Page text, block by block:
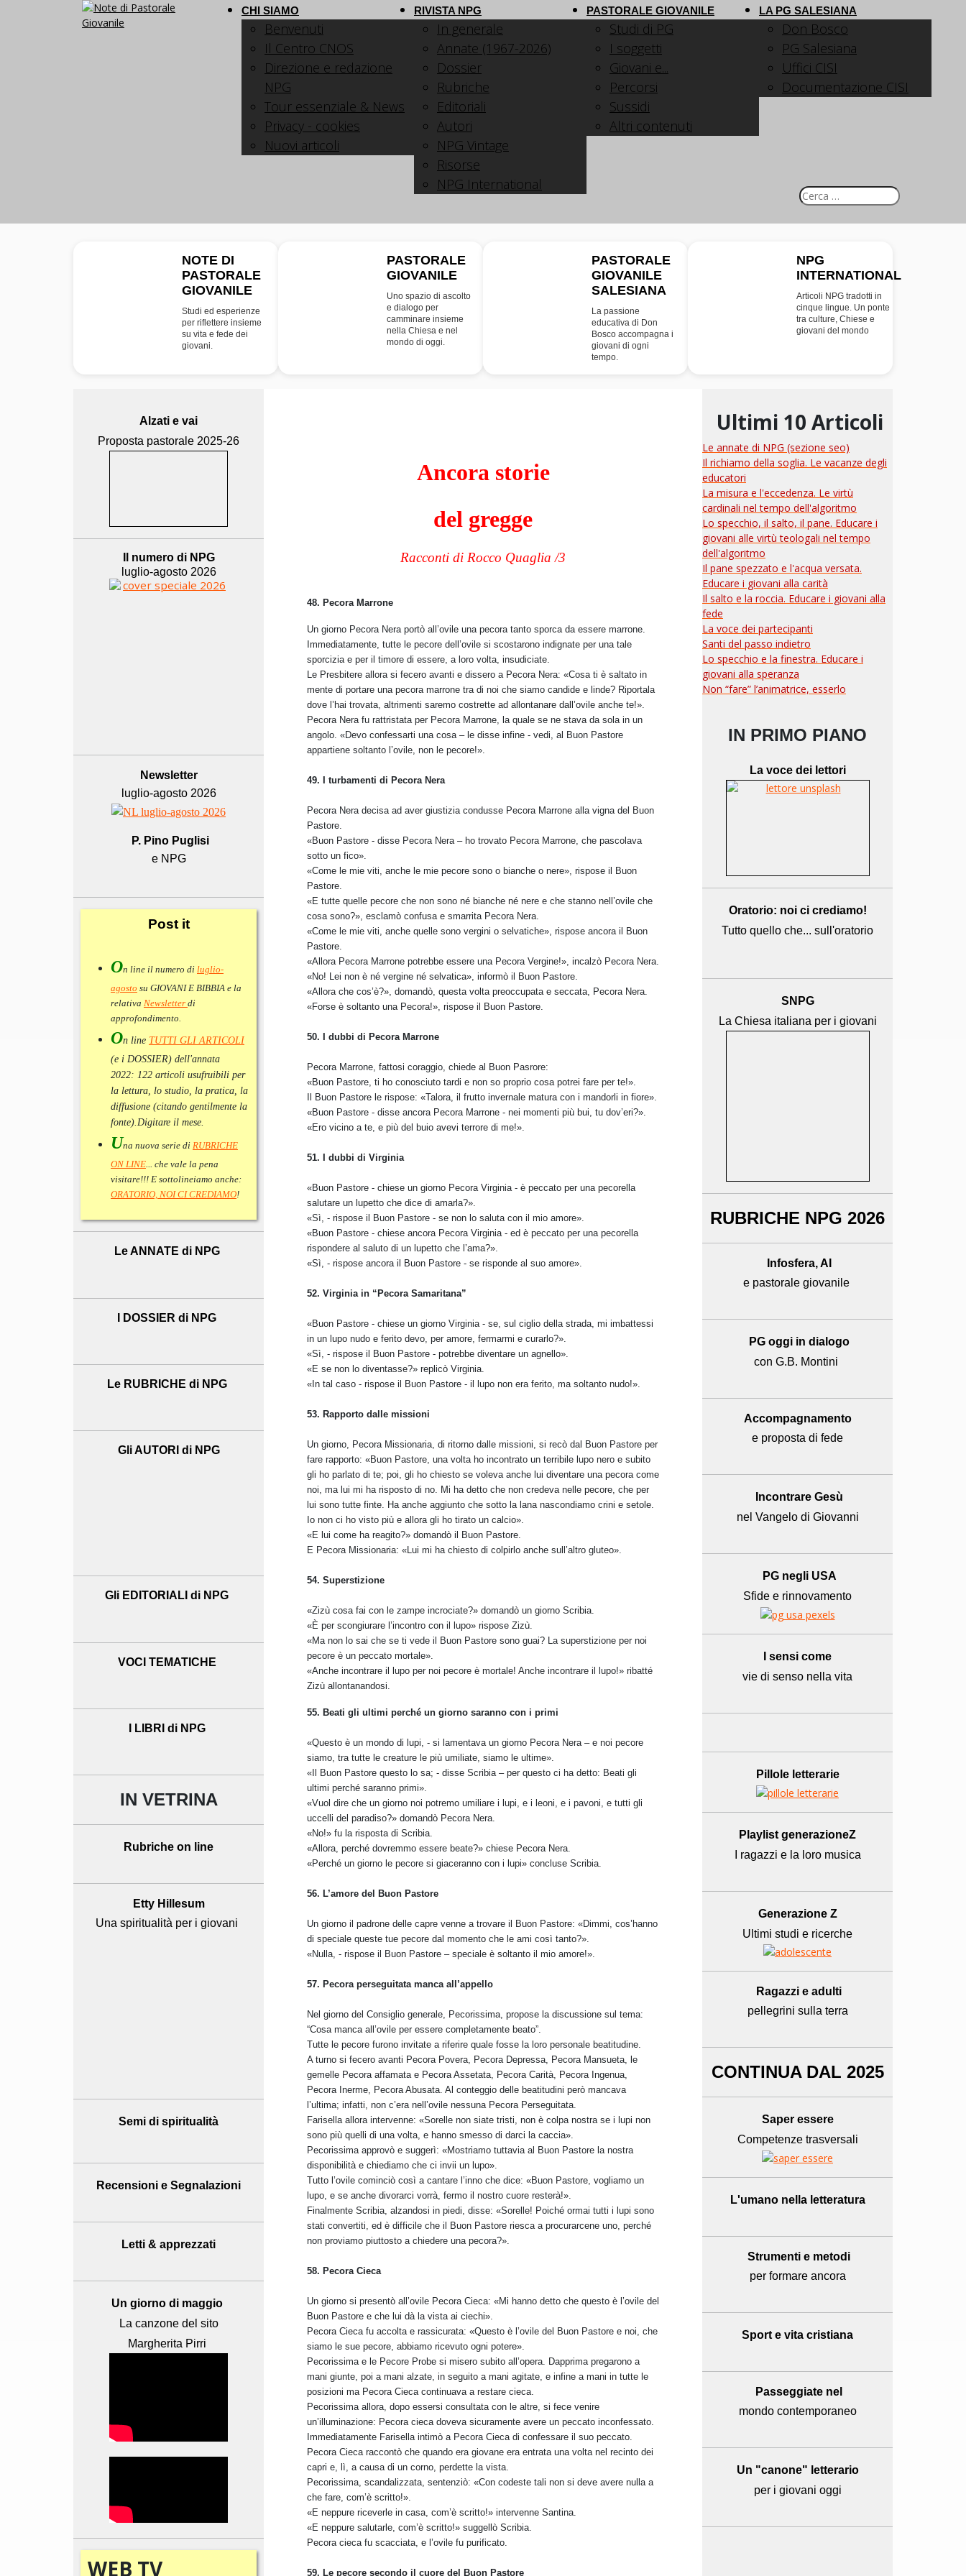
CHI SIAMO
Benvenuti
Il Centro CNOS
Direzione e redazione
NPG
Tour essenziale & News
Privacy - cookies
Nuovi articoli
RIVISTA NPG
In generale
Annate (1967-2026)
Dossier
Rubriche
Editoriali
Autori
NPG Vintage
Risorse
NPG International
PASTORALE GIOVANILE
Studi di PG
I soggetti
Giovani e...
Percorsi
Sussidi
Altri contenuti
LA PG SALESIANA
Don Bosco
PG Salesiana
Uffici CISI
Documentazione CISI
NOTE DI
PASTORALE
GIOVANILE
Studi ed esperienze
per riflettere insieme
su vita e fede dei
giovani.
PASTORALE
GIOVANILE
Uno spazio di ascolto
e dialogo per
camminare insieme
nella Chiesa e nel
mondo di oggi.
PASTORALE
GIOVANILE
SALESIANA
La passione
educativa di Don
Bosco accompagna i
giovani di ogni
tempo.
NPG
INTERNATIONAL
Articoli NPG tradotti in
cinque lingue. Un ponte
tra culture, Chiese e
giovani del mondo
Alzati e vai
Proposta pastorale 2025-26
Il numero di NPG
luglio-agosto 2026
Newsletter
luglio-agosto 2026
P. Pino Puglisi
e NPG
Postit
On line il numero di luglio-
agosto su GIOVANI E BIBBIA e la
relativa Newsletter di
approfondimento.
On line TUTTI GLI ARTICOLI
(e i DOSSIER) dell'annata
2022: 122 articoli usufruibili per
la lettura, lo studio, la pratica, la
diffusione (citando gentilmente la
fonte).Digitare il mese.
Una nuova serie di RUBRICHE
ON LINE... che vale la pena
visitare!!! E sottolineiamo anche:
ORATORIO, NOI CI CREDIAMO!
Le ANNATE di NPG
I DOSSIER di NPG
Le RUBRICHE di NPG
Gli AUTORI di NPG
Gli EDITORIALI di NPG
VOCI TEMATICHE
I LIBRI di NPG
IN VETRINA
Rubriche on line
Etty Hillesum
Una spiritualità per i giovani
Semi di spiritualità
Recensioni e Segnalazioni
Letti & apprezzati
Un giorno di maggio
La canzone del sito
Margherita Pirri
WEB TV
Ancora storie
del gregge
Racconti di Rocco Quaglia /3
48. Pecora Marrone
Un giorno Pecora Nera portò all’ovile una pecora tanto sporca da essere marrone.
Immediatamente, tutte le pecore dell’ovile si scostarono indignate per una tale
sporcizia e per il timore di essere, a loro volta, insudiciate.
Le Presbitere allora si fecero avanti e dissero a Pecora Nera: «Cosa ti è saltato in
mente di portare una pecora marrone tra di noi che siamo candide e linde? Riportala
dove l’hai trovata, altrimenti saremo costrette ad allontanare dall’ovile anche te!».
Pecora Nera fu rattristata per Pecora Marrone, la quale se ne stava da sola in un
angolo. «Devo confessarti una cosa – le disse infine - vedi, al Buon Pastore
appartiene soltanto l’ovile, non le pecore!».
49. I turbamenti di Pecora Nera
Pecora Nera decisa ad aver giustizia condusse Pecora Marrone alla vigna del Buon
Pastore.
«Buon Pastore - disse Pecora Nera – ho trovato Pecora Marrone, che pascolava
sotto un fico».
«Come le mie viti, anche le mie pecore sono o bianche o nere», rispose il Buon
Pastore.
«E tutte quelle pecore che non sono né bianche né nere e che stanno nell’ovile che
cosa sono?», esclamò confusa e smarrita Pecora Nera.
«Come le mie viti, anche quelle sono vergini o selvatiche», rispose ancora il Buon
Pastore.
«Allora Pecora Marrone potrebbe essere una Pecora Vergine!», incalzò Pecora Nera.
«No! Lei non è né vergine né selvatica», informò il Buon Pastore.
«Allora che cos’è?», domandò, questa volta preoccupata e seccata, Pecora Nera.
«Forse è soltanto una Pecora!», rispose il Buon Pastore.
50. I dubbi di Pecora Marrone
Pecora Marrone, fattosi coraggio, chiede al Buon Pasrore:
«Buon Pastore, ti ho conosciuto tardi e non so proprio cosa potrei fare per te!».
Il Buon Pastore le rispose: «Talora, il frutto invernale matura con i mandorli in fiore».
«Buon Pastore - disse ancora Pecora Marrone - nei momenti più bui, tu dov’eri?».
«Ero vicino a te, e più del buio avevi terrore di me!».
51. I dubbi di Virginia
«Buon Pastore - chiese un giorno Pecora Virginia - è peccato per una pecorella
salutare un lupetto che dice di amarla?».
«Sì, - rispose il Buon Pastore - se non lo saluta con il mio amore».
«Buon Pastore - chiese ancora Pecora Virginia - ed è peccato per una pecorella
rispondere al saluto di un lupetto che l’ama?».
«Sì, - rispose ancora il Buon Pastore - se risponde al suo amore».
52. Virginia in “Pecora Samaritana”
«Buon Pastore - chiese un giorno Virginia - se, sul ciglio della strada, mi imbattessi
in un lupo nudo e ferito devo, per amore, fermarmi e curarlo?».
«Sì, - rispose il Buon Pastore - potrebbe diventare un agnello».
«E se non lo diventasse?» replicò Virginia.
«In tal caso - rispose il Buon Pastore - il lupo non era ferito, ma soltanto nudo!».
53. Rapporto dalle missioni
Un giorno, Pecora Missionaria, di ritorno dalle missioni, si recò dal Buon Pastore per
fare rapporto: «Buon Pastore, una volta ho incontrato un terribile lupo nero e subito
gli ho parlato di te; poi, gli ho chiesto se voleva anche lui diventare una pecora come
noi, ma lui mi ha risposto di no. Mi ha detto che non credeva nelle pecore, che per
lui sono tutte finte. Ha anche aggiunto che sotto la lana nascondiamo crini e setole.
Io non ci ho visto più e allora gli ho tirato un calcio».
«E lui come ha reagito?» domandò il Buon Pastore.
E Pecora Missionaria: «Lui mi ha chiesto di colpirlo anche sull’altro gluteo».
54. Superstizione
«Zizù cosa fai con le zampe incrociate?» domandò un giorno Scribia.
«È per scongiurare l’incontro con il lupo» rispose Zizù.
«Ma non lo sai che se ti vede il Buon Pastore sono guai? La superstizione per noi
pecore è un peccato mortale».
«Anche incontrare il lupo per noi pecore è mortale! Anche incontrare il lupo!» ribatté
Zizù allontanandosi.
55. Beati gli ultimi perché un giorno saranno con i primi
«Questo è un mondo di lupi, - si lamentava un giorno Pecora Nera – e noi pecore
siamo, tra tutte le creature le più umiliate, siamo le ultime».
«Il Buon Pastore questo lo sa; - disse Scribia – per questo ci ha detto: Beati gli
ultimi perché saranno primi».
«Vuol dire che un giorno noi potremo umiliare i lupi, e i leoni, e i pavoni, e tutti gli
uccelli del paradiso?» domandò Pecora Nera.
«No!» fu la risposta di Scribia.
«Allora, perché dovremmo essere beate?» chiese Pecora Nera.
«Perché un giorno le pecore si giaceranno con i lupi» concluse Scribia.
56. L’amore del Buon Pastore
Un giorno il padrone delle capre venne a trovare il Buon Pastore: «Dimmi, cos’hanno
di speciale queste tue pecore dal momento che le ami così tanto?».
«Nulla, - rispose il Buon Pastore – speciale è soltanto il mio amore!».
57. Pecora perseguitata manca all’appello
Nel giorno del Consiglio generale, Pecorissima, propose la discussione sul tema:
“Cosa manca all’ovile per essere completamente beato”.
Tutte le pecore furono invitate a riferire quale fosse la loro personale beatitudine.
A turno si fecero avanti Pecora Povera, Pecora Depressa, Pecora Mansueta, le
gemelle Pecora affamata e Pecora Assetata, Pecora Carità, Pecora Ingenua,
Pecora Inerme, Pecora Abusata. Al conteggio delle beatitudini però mancava
l’ultima; infatti, non c’era nell’ovile nessuna Pecora Perseguitata.
Farisella allora intervenne: «Sorelle non siate tristi, non è colpa nostra se i lupi non
sono più quelli di una volta, e hanno smesso di darci la caccia».
Pecorissima approvò e suggerì: «Mostriamo tuttavia al Buon Pastore la nostra
disponibilità e chiediamo che ci invii un lupo».
Tutto l’ovile cominciò così a cantare l’inno che dice: «Buon Pastore, vogliamo un
lupo, e se anche divorarci vorrà, fermo il nostro cuore resterà!».
Finalmente Scribia, alzandosi in piedi, disse: «Sorelle! Poiché ormai tutti i lupi sono
stati convertiti, ed è difficile che il Buon Pastore riesca a procurarcene uno, perché
non proviamo piuttosto a chiedere una pecora?».
58. Pecora Cieca
Un giorno si presentò all’ovile Pecora Cieca: «Mi hanno detto che questo è l’ovile del
Buon Pastore e che lui dà la vista ai ciechi».
Pecora Cieca fu accolta e rassicurata: «Questo è l’ovile del Buon Pastore e noi, che
siamo le sue pecore, abbiamo ricevuto ogni potere».
Pecorissima e le Pecore Probe si misero subito all’opera. Dapprima pregarono a
mani giunte, poi a mani alzate, in seguito a mani agitate, e infine a mani in tutte le
posizioni ma Pecora Cieca continuava a restare cieca.
Pecorissima allora, dopo essersi consultata con le altre, si fece venire
un’illuminazione: Pecora cieca doveva sicuramente avere un peccato inconfessato.
Immediatamente Farisella intimò a Pecora Cieca di confessare il suo peccato.
Pecora Cieca raccontò che quando era giovane era entrata una volta nel recinto dei
capri e, lì, a causa di un corno, perdette la vista.
Pecorissima, scandalizzata, sentenziò: «Con codeste tali non si deve avere nulla a
che fare, com’è scritto!».
«E neppure riceverle in casa, com’è scritto!» intervenne Santina.
«E neppure salutarle, com’è scritto!» suggellò Scribia.
Pecora cieca fu scacciata, e l’ovile fu purificato.
59. Le pecore secondo il cuore del Buon Pastore
Ultimi 10 Articoli
Le annate di NPG (sezione seo)
Il richiamo della soglia. Le vacanze degli
educatori
La misura e l'eccedenza. Le virtù
cardinali nel tempo dell'algoritmo
Lo specchio, il salto, il pane. Educare i
giovani alle virtù teologali nel tempo
dell'algoritmo
Il pane spezzato e l'acqua versata.
Educare i giovani alla carità
Il salto e la roccia. Educare i giovani alla
fede
La voce dei partecipanti
Santi del passo indietro
Lo specchio e la finestra. Educare i
giovani alla speranza
Non “fare” l’animatrice, esserlo
IN PRIMO PIANO
La voce dei lettori
Oratorio: noi ci crediamo!
Tutto quello che... sull'oratorio
SNPG
La Chiesa italiana per i giovani
RUBRICHE NPG 2026
Infosfera, AI
e pastorale giovanile
PG oggi in dialogo
con G.B. Montini
Accompagnamento
e proposta di fede
Incontrare Gesù
nel Vangelo di Giovanni
PG negli USA
Sfide e rinnovamento
I sensi come
vie di senso nella vita
Pillole letterarie
Playlist generazioneZ
I ragazzi e la loro musica
Generazione Z
Ultimi studi e ricerche
Ragazzi e adulti
pellegrini sulla terra
CONTINUA DAL 2025
Saper essere
Competenze trasversali
L'umanonella letteratura
Strumenti e metodi
per formare ancora
Sport e vita cristiana
Passeggiate nel
mondo contemporaneo
Un "canone" letterario
per i giovani oggi